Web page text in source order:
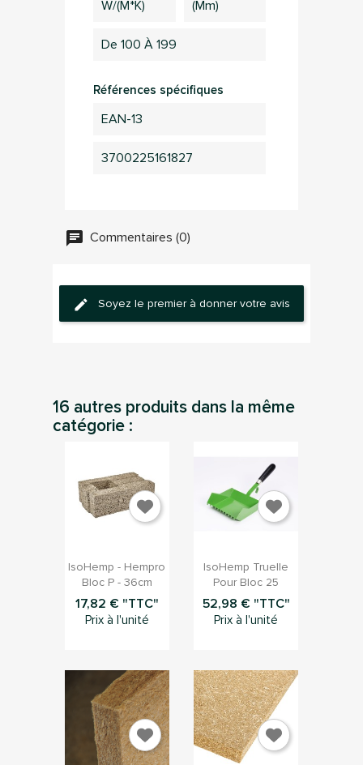
W/(m*K) (mm)
De 100 À 199
Références spécifiques
EAN-13
3700225161827
Commentaires (0)
Soyez le premier à donner votre avis
16 autres produits dans la même
catégorie :
Aperçu rapide
IsoHemp - Hempro
Bloc P - 36cm
17,82 € "TTC"
Prix à l'unité
Aperçu rapide
IsoHemp Truelle
Pour Bloc 25
52,98 € "TTC"
Prix à l'unité